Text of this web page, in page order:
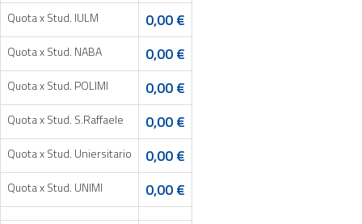
Quota x Stud. IULM 0,00 €
Quota x Stud. NABA 0,00 €
Quota x Stud. POLIMI 0,00 €
Quota x Stud. S.Raffaele 0,00 €
Quota x Stud. Uniersitario 0,00 €
Quota x Stud. UNIMI 0,00 €